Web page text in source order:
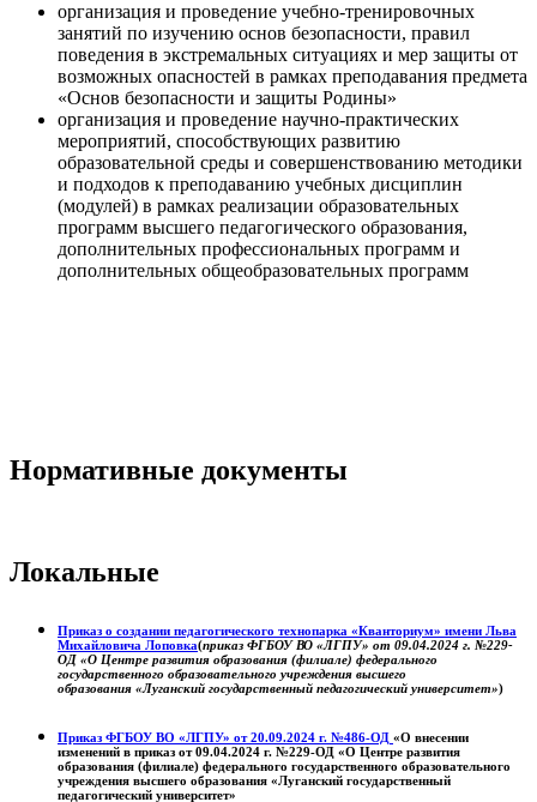
организация и проведение учебно-тренировочных
занятий по изучению основ безопасности, правил
поведения в экстремальных ситуациях и мер защиты от
возможных опасностей в рамках преподавания предмета
«Основ безопасности и защиты Родины»
организация и проведение научно-практических
мероприятий, способствующих развитию
образовательной среды и совершенствованию методики
и подходов к преподаванию учебных дисциплин
(модулей) в рамках реализации образовательных
программ высшего педагогического образования,
дополнительных профессиональных программ и
дополнительных общеобразовательных программ
Нормативные документы
Локальные
Приказ о создании педагогического технопарка «Кванториум» имени Льва
Михайловича Лоповка(приказ ФГБОУ ВО «ЛГПУ» от 09.04.2024 г. №229-
ОД «О Центре развития образования (филиале) федерального
государственного образовательного учреждения высшего
образования «Луганский государственный педагогический университет»)
Приказ ФГБОУ ВО «ЛГПУ» от 20.09.2024 г. №486-ОД «О внесении
изменений в приказ от 09.04.2024 г. №229-ОД «О Центре развития
образования (филиале) федерального государственного образовательного
учреждения высшего образования «Луганский государственный
педагогический университет»